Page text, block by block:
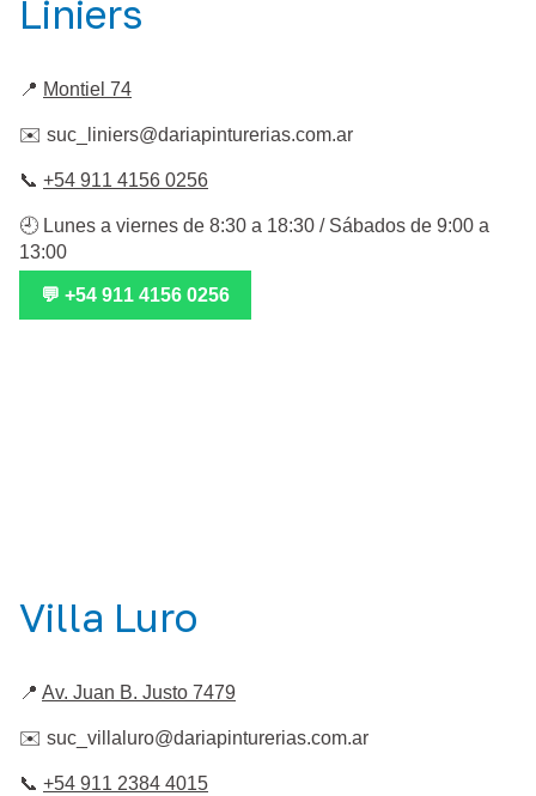
Liniers
📍 Montiel 74
✉️ suc_liniers@dariapinturerias.com.ar
📞 +54 911 4156 0256
🕘 Lunes a viernes de 8:30 a 18:30 / Sábados de 9:00 a
13:00
💬 +54 911 4156 0256
Villa Luro
📍 Av. Juan B. Justo 7479
✉️ suc_villaluro@dariapinturerias.com.ar
📞 +54 911 2384 4015